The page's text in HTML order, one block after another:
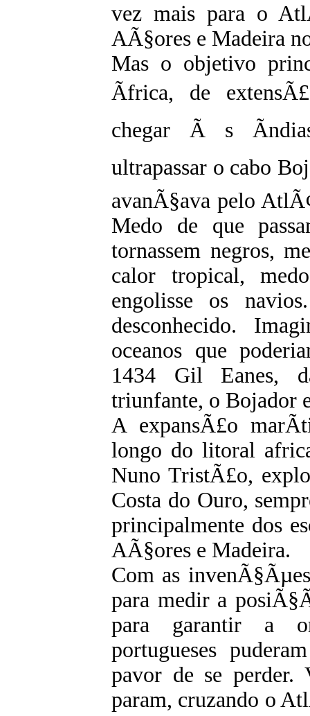
vez mais para o
AÃ§ores e Madeira
Mas o objetivo
Ãfrica, de
chegar Ã s
ultrapassar o cabo
avanÃ§ava pelo
Medo de que
tornassem negros,
calor tropical,
engolisse os
desconhecido.
oceanos que
1434 Gil Eanes,
triunfante, o Bojador
A expansÃ£o
longo do litoral
Nuno TristÃ£o,
Costa do Ouro,
principalmente dos
AÃ§ores e Madeira.
Com as
para medir a
para garantir a
portugueses
pavor de se perder.
param, cruzando o